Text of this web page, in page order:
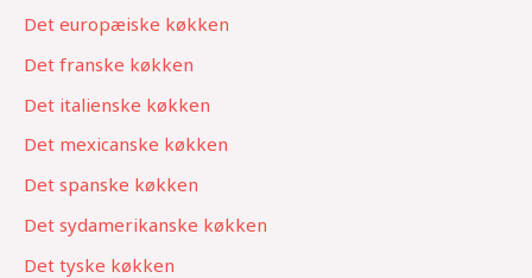
Det europæiske køkken
Det franske køkken
Det italienske køkken
Det mexicanske køkken
Det spanske køkken
Det sydamerikanske køkken
Det tyske køkken